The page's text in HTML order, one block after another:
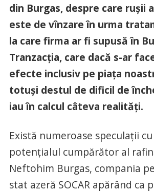
din Burgas, despre care rușii
este de vînzare în urma
la care firma ar fi supusă în
Tranzacția, care dacă s-ar
efecte inclusiv pe piața
totuși destul de dificil de
iau în calcul câteva realități.
Există numeroase speculații
potențialul cumpărător al
Neftohim Burgas, compania
stat azeră SOCAR apărând ca